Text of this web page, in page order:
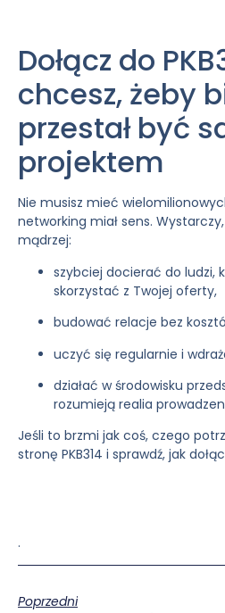
Dołącz do
chcesz, żeby
przestał być
projektem
Nie musisz mieć
networking miał sens.
mądrzej:
szybciej docierać do ludzi,
skorzystać z Twojej oferty,
budować relacje bez
uczyć się regularnie i
działać w środowisku
rozumieją realia
Jeśli to brzmi jak coś, czego
stronę PKB314 i sprawdź, jak
.
Poprzedni